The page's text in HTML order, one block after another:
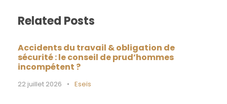
Related Posts
Accidents du travail & obligation de
sécurité : le conseil de prud’hommes
incompétent ?
22 juillet 2026 • Eseïs